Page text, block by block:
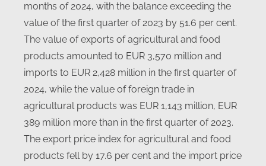
months of 2024, with the balance exceeding the
value of the first quarter of 2023 by 51.6 per cent.
The value of exports of agricultural and food
products amounted to EUR 3,570 million and
imports to EUR 2,428 million in the first quarter of
2024, while the value of foreign trade in
agricultural products was EUR 1,143 million, EUR
389 million more than in the first quarter of 2023.
The export price index for agricultural and food
products fell by 17.6 per cent and the import price